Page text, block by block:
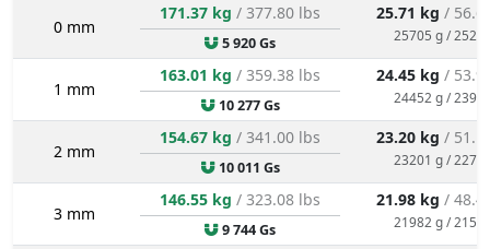
0 mm
171.37 kg / 377.80 lbs
5 920 Gs
25.71 kg /
25705 g /
1 mm
163.01 kg / 359.38 lbs
10 277 Gs
24.45 kg /
24452 g /
2 mm
154.67 kg / 341.00 lbs
10 011 Gs
23.20 kg /
23201 g /
3 mm
146.55 kg / 323.08 lbs
9 744 Gs
21.98 kg /
21982 g /